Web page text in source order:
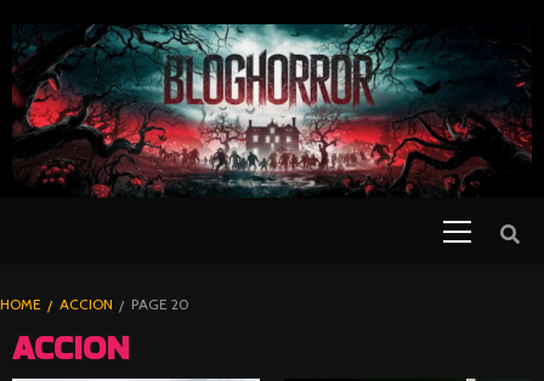
TO
CONTENT
BLOGHORROR
⋆
HOME ACCION PAGE 20
ACCION